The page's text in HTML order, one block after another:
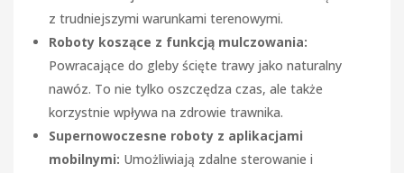
z trudniejszymi warunkami terenowymi.
Roboty koszące z funkcją mulczowania:
Powracające do gleby ścięte trawy jako naturalny
nawóz. To nie tylko oszczędza czas, ale także
korzystnie wpływa na zdrowie trawnika.
Supernowoczesne roboty z aplikacjami
mobilnymi: Umożliwiają zdalne sterowanie i